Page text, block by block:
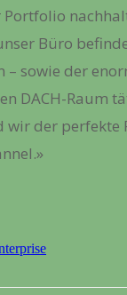
Büro
– sowie der
DACH-Raum
wir der perfekte